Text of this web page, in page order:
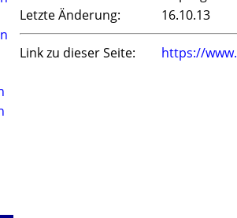
Letzte Änderung:
16.10.13
Link zu dieser Seite: https://